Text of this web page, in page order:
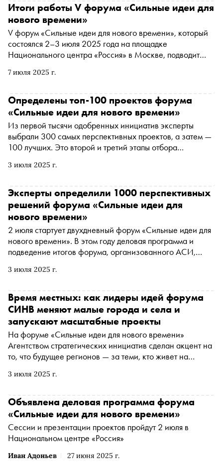
7 июля 2025 г.
Итоги работы V форума «Сильные идеи для
нового времени»
V форум «Сильные идеи для нового времени», который
состоялся 2–3 июля 2025 года на площадке
Национального центра «Россия» в Москве, подводит
Агентством стратегических инициатив (АСИ) и Фондом
участников. Ключевая цель форума — выбрать и
реализовать перспективные идеи, которые внесут
значимый вклад в развитие страны
3 июля 2025 г.
Определены топ-100 проектов форума
«Сильные идеи для нового времени»
Из первой тысячи одобренных инициатив эксперты
выбрали 300 самых перспективных проектов, а затем —
100 лучших. Это второй и третий этапы отбора
времени», который проводится Агентством
и ВЭБ.РФ. Оценкой и утверждением проектов
занимался Экспертный совет АСИ
3 июля 2025 г.
Эксперты определили 1000 перспективных
решений форума «Сильные идеи для
нового времени»
2 июля стартует двухдневный форум «Сильные идеи для
нового времени». В этом году деловая программа и
подведение итогов форума, организованного АСИ,
Национальном центре «Россия» в Москве. Посмотреть
3 июля 2025 г.
Время местных: как лидеры идей форума
СИНВ меняют малые города и села и
запускают масштабные проекты
На форуме «Сильные идеи для нового времени»
Агентством стратегических инициатив сделан акцент на
то, что будущее регионов — за теми, кто живет на
культурный код городов» обсуждали, как вдохнуть жизнь
местную идентичность, активность сообществ и смелые
нестандартные решения. Модераторами дискуссии
стали руководитель образовательной компании
«Глазами инженера» Айрат Багаутдинов и владелец
усадьбы «Скорняково-Архангельское», лидер проекта
из топ-10 форума СИНВ- 2024 года Алексей Шкрапкин
Иван Адоньев 27 июня 2025 г.
Объявлена деловая программа форума
«Сильные идеи для нового времени»
Сессии и презентации проектов пройдут 2 июля в
Национальном центре «Россия»